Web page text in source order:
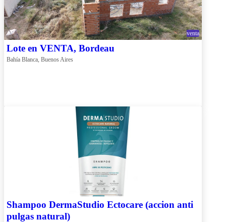
venta
Lote en VENTA, Bordeau
Bahía Blanca, Buenos Aires
Shampoo DermaStudio Ectocare (accion anti
pulgas natural)